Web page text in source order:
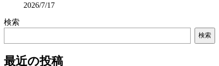
2026/7/17
検索
検索
最近の投稿